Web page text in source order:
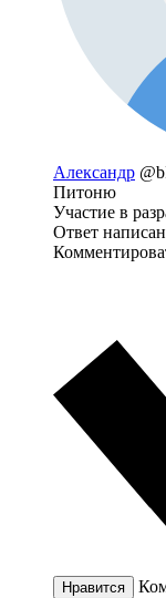
Александр
Питоню
Участие в
Ответ написан
Нравится